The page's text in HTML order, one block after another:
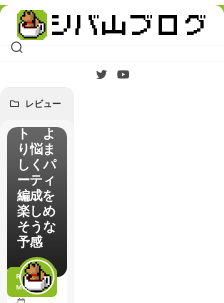
Skip
content
レビュー
【世界
樹の迷
体験版
プレイ
ト よ
り悩ま
しくパ
ーティ
編成を
楽しめ
そうな
予感
READ
MORE